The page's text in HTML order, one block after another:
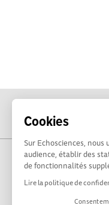
Cookies
Sur Echosciences,
audience, établir des
de fonctionnalités
Lire la politique de